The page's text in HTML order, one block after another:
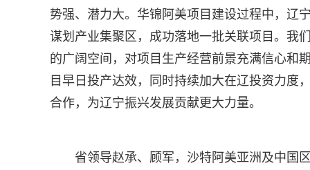
势强、潜力大。华锦阿美项目建设过程中，辽
谋划产业集聚区，成功落地一批关联项目。我
的广阔空间，对项目生产经营前景充满信心和
目早日投产达效，同时持续加大在辽投资力度
合作，为辽宁振兴发展贡献更大力量。
省领导赵承、顾军，沙特阿美亚洲及中国